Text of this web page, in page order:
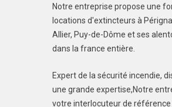
Notre entreprise propose une
locations d'extincteurs à
Allier, Puy-de-Dôme et ses
dans la france entière.
Expert de la sécurité incendie,
une grande expertise,Notre
votre interlocuteur de référence